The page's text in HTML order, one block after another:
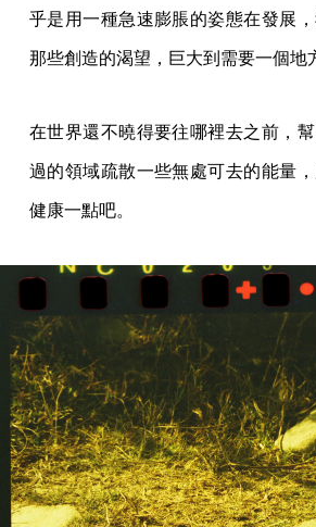
乎是用一種急速膨脹的姿態在發展，
那些創造的渴望，巨大到需要一個地
在世界還不曉得要往哪裡去之前，
過的領域疏散一些無處可去的能量
健康一點吧。